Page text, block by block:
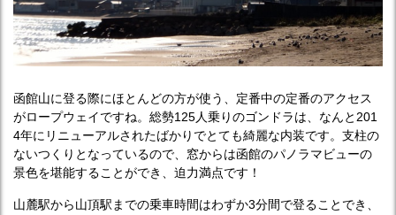
函館山に登る際にほとんどの方が使う、定番中の定番のアクセス
がロープウェイですね。総勢125人乗りのゴンドラは、なんと201
4年にリニューアルされたばかりでとても綺麗な内装です。支柱の
ないつくりとなっているので、窓からは函館のパノラマビューの
景色を堪能することができ、迫力満点です！
山麓駅から山頂駅までの乗車時間はわずか3分間で登ることでき、